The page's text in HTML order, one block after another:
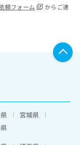
頼フォーム
からご連
宮城県